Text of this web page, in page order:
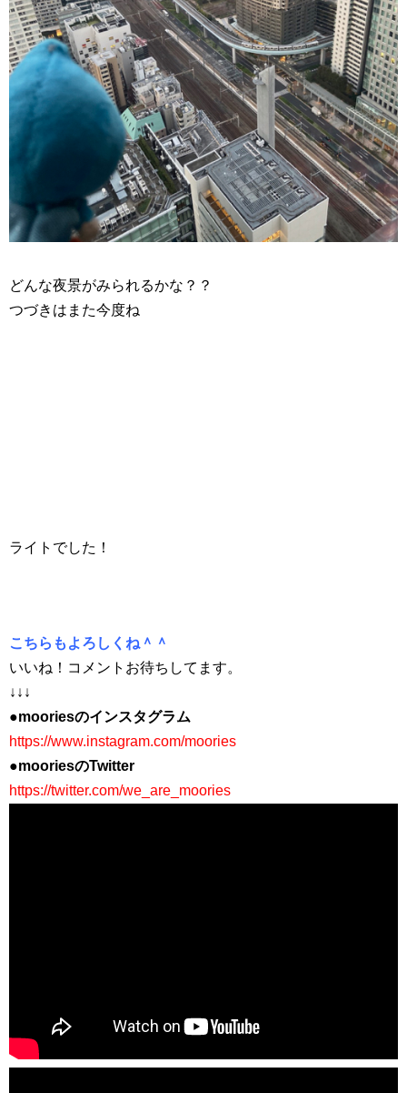
どんな夜景がみられるかな？？
つづきはまた今度ね
ライトでした！
こちらもよろしくね＾＾
いいね！コメントお待ちしてます。
↓↓↓
●mooriesのインスタグラム
https://www.instagram.com/moories
●mooriesのTwitter
https://twitter.com/we_are_moories